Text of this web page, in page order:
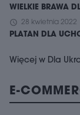
WIELKIE BRAWA
schedule 28 kwietnia 2022
PLATAN DLA
Więcej w Dla
E-